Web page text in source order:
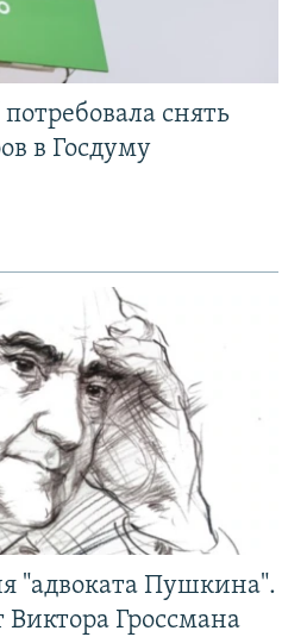
снять
в Госдуму
"адвоката Пушкина".
Гроссмана